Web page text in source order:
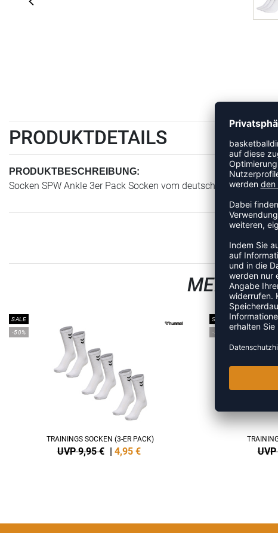
PRODUKTDETAILS
PRODUKTBESCHREIBUNG:
Socken SPW Ankle 3er Pack Socken vom deutschen
MEHR
SALE
-50%
TRAININGS SOCKEN (3-ER PACK)
UVP 9,95 € 4,95 €
SALE
-50%